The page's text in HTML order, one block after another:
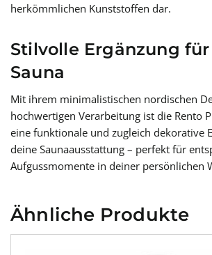
herkömmlichen Kunststoffen dar.
Stilvolle Ergänzung
Sauna
Mit ihrem minimalistischen nordischen
hochwertigen Verarbeitung ist die Rento
eine funktionale und zugleich dekorative
deine Saunaausstattung – perfekt für
Aufgussmomente in deiner persönlichen
Ähnliche Produkte